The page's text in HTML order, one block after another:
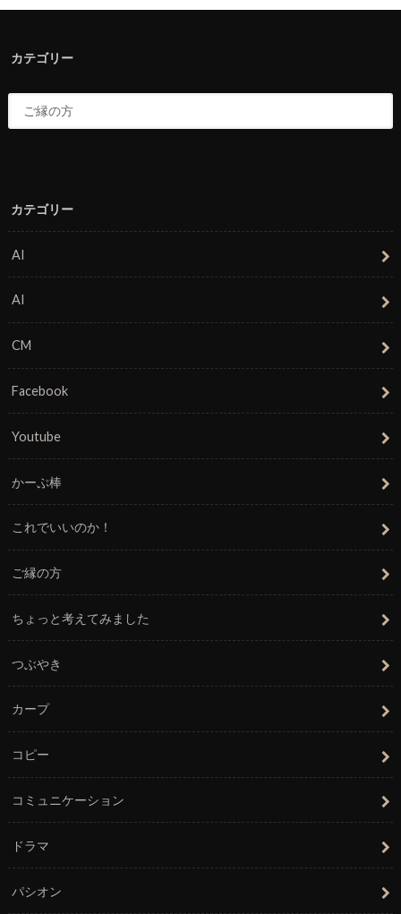
カテゴリー
カテゴリー
AI
AI
CM
Facebook
Youtube
かーぷ棒
これでいいのか！
ご縁の方
ちょっと考えてみました
つぶやき
カープ
コピー
コミュニケーション
ドラマ
パシオン